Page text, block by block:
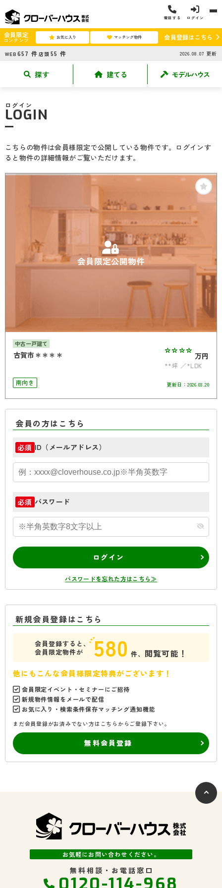
電話する ログイン
会員限定
コンテンツ お気に入り マッチング物件 会員登録はこちら
WEB 657 件 店頭 55 件 2026.08.07 更新
探す 建てる モデルハウス
ログイン
LOGIN
こちらの物件は会員様限定で公開している物件です。ログインす
ると物件の詳細情報がご覧いただけます。
会員限定公開物件
中古一戸建て
古賀市＊＊＊＊ **** 万円
**坪
*LDK
南向き
更新日： 2026.03.20
会員の方はこちら
必須 ID（メールアドレス）
必須 パスワード
ログイン
パスワードを忘れた方はこちら≫
新規会員登録はこちら
会員登録すると、
会員限定物件が
580 件、 閲覧可能！
他にもこんな会員様限定特典がございます！
会員限定イベント・セミナーにご招待
新規物件情報をメールで配信
お気に入り・検索条件保存マッチング通知機能
まだ会員登録がお済みでない方はこちらからご登録下さい。
無料会員登録
お気軽にお問い合わせください。
無料相談・お電話窓口